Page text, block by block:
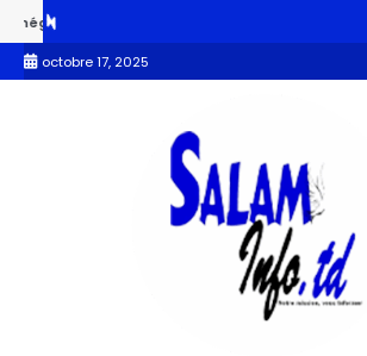
africains a été « prémédité » et « camouflé
octobre 17, 2025